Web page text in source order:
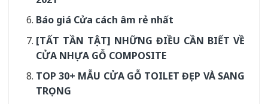
Báo giá Cửa cách âm rẻ nhất
[TẤT TẦN TẬT] NHỮNG ĐIỀU CẦN BIẾT VỀ
CỬA NHỰA GỖ COMPOSITE
TOP 30+ MẪU CỬA GỖ TOILET ĐẸP VÀ SANG
TRỌNG